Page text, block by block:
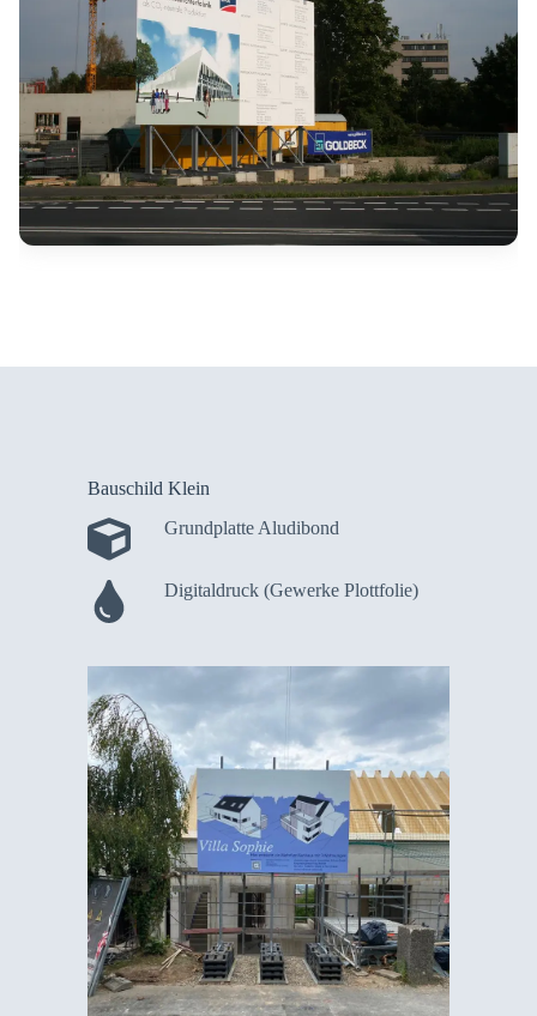
Bauschild Klein
Grundplatte Aludibond
Digitaldruck (Gewerke Plottfolie)